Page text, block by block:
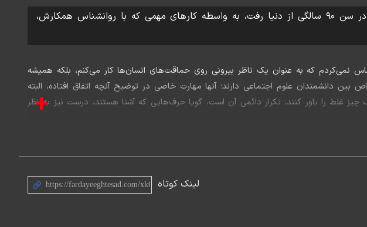
دانیل کانمن، نخستین روانشناسی است که برنده نوبل اقتصاد شد. وی را که ۸ فروردین ۱۴۰۳ در سن ۹۰ سالگی از دنیا رفت، به واسطه کارهای مهمی که با روانشناس همکارش،
نمی‌کردم که به عنوان یک ناظر بیرونی روی حماقت‌های انسان‌ها کار می‌کنم، بلکه همیشه
دانشمندان علوم اجتماعی دارند؛ آنها مهارت خاصی در توضیح آنچه اتفاق افتاده، البته
غلط را باور کنند، تکرار دائمی آن است، گویا حرف‌هایی که آشنا هستند، درست نیز به نظر
+
لینک کوتاه